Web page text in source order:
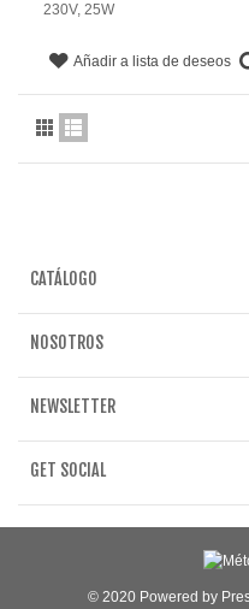
230V, 25W
Añadir a lista de deseos
CATÁLOGO
NOSOTROS
NEWSLETTER
GET SOCIAL
© 2020 Powered by